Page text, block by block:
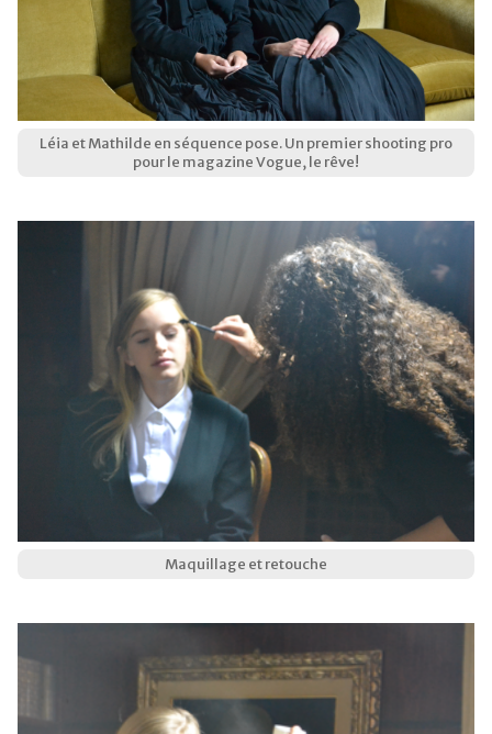
Léia et Mathilde en séquence pose. Un premier shooting pro
pour le magazine Vogue, le rêve!
Maquillage et retouche